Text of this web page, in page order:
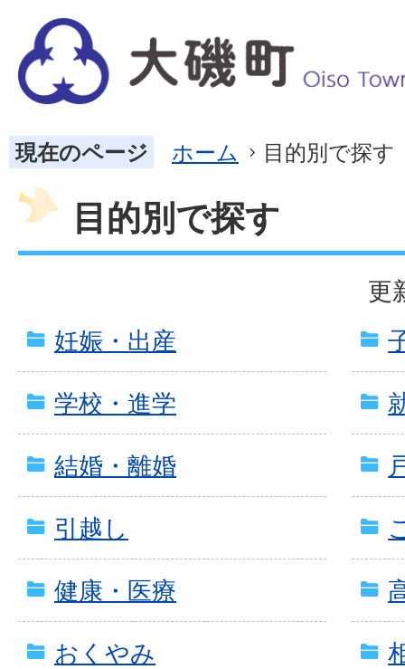
現在のページ ホーム 目的別で探す
目的別で探す
更
妊娠・出産
学校・進学
結婚・離婚
引越し
健康・医療
おくやみ